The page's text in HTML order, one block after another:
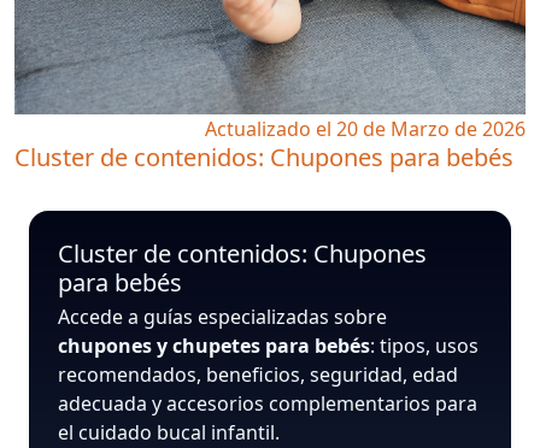
Actualizado el 20 de Marzo de 2026
Cluster de contenidos: Chupones para bebés
Cluster de contenidos: Chupones
para bebés
Accede a guías especializadas sobre
chupones y chupetes para bebés: tipos, usos
recomendados, beneficios, seguridad, edad
adecuada y accesorios complementarios para
el cuidado bucal infantil.